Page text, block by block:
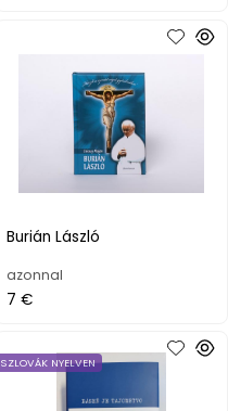
Burián László
azonnal
7 €
SZLOVÁK NYELVEN